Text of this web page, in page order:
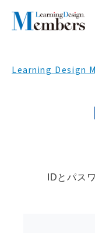
Learning Design
IDとパス